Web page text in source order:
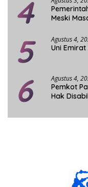
4
Meski
5 Agustus 4,
Uni
6 Agustus 4,
Pemkot
Hak